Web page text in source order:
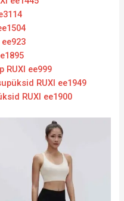
ee999
RUXI ee1949
RUXI ee1900